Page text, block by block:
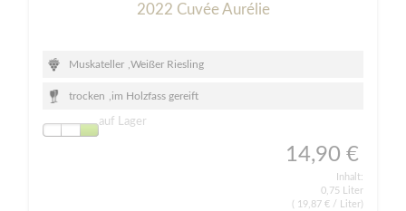
2022 Cuvée Aurélie
Muskateller Weißer Riesling
trocken im Holzfass gereift
auf Lager
14,90 €
Inhalt:
0,75 Liter
19,87 € / Liter)